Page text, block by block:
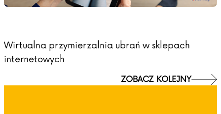
Wirtualna przymierzalnia ubrań w sklepach
internetowych
ZOBACZ KOLEJNY